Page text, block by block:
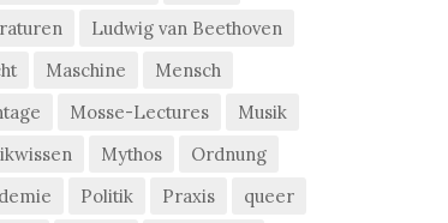
Ludwig van Beethoven
Maschine
Mensch
Mosse-Lectures
Musik
Mythos
Ordnung
Politik Praxis
queer